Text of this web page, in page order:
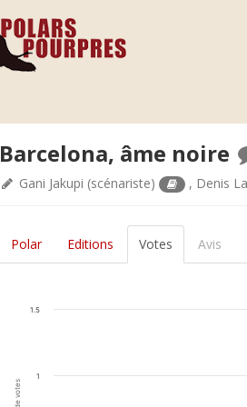
Barcelona, âme noire
Gani Jakupi (scénariste) , Denis
Polar Editions Votes Avis
1
1.5